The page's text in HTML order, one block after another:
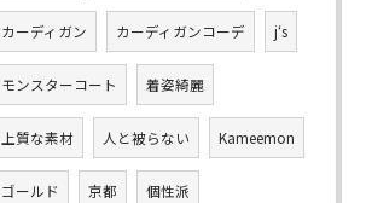
カーディガン カーディガンコーデ j‘s
モンスターコート 着姿綺麗
上質な素材 人と被らない Kameemon
ゴールド 京都 個性派